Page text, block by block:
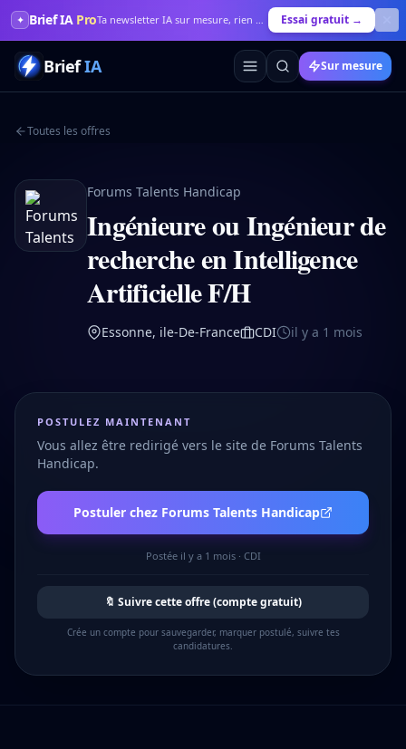
✦ Brief IA Pro Ta newsletter IA sur mesure, rien que pour toi Essai gratuit →
BriefIA Sur mesure
Toutes les offres
Forums Talents Handicap
Ingénieure ou Ingénieur de
recherche en Intelligence
Artificielle F/H
Essonne, ile-De-France CDI il y a 1 mois
POSTULEZ MAINTENANT
Vous allez être redirigé vers le site de Forums Talents
Handicap.
Postuler chez Forums Talents Handicap
Postée il y a 1 mois· CDI
🔖 Suivre cette offre (compte gratuit)
Crée un compte pour sauvegarder, marquer postulé, suivre tes
candidatures.